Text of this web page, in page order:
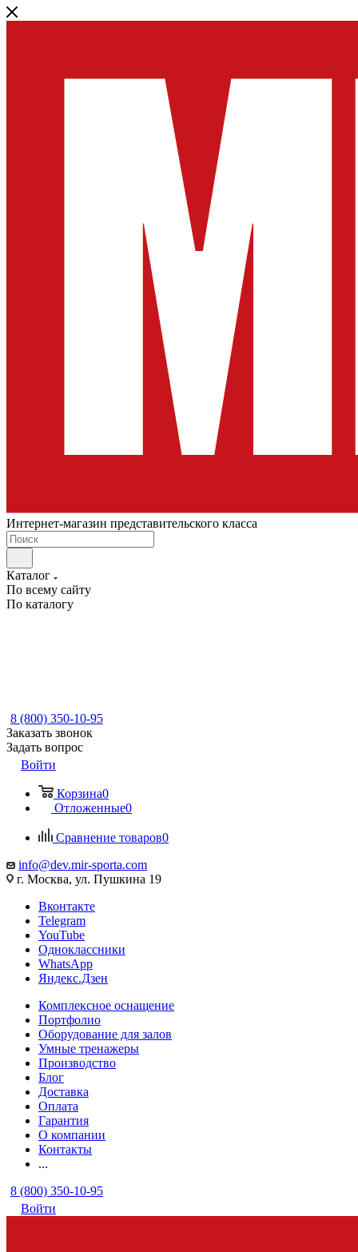
Интернет-магазин представительского класса
Каталог
По всему сайту
По каталогу
8 (800) 350-10-95
Заказать звонок
Задать вопрос
Войти
Корзина0
Отложенные0
Сравнение товаров0
info@dev.mir-sporta.com
г. Москва, ул. Пушкина 19
Вконтакте
Telegram
YouTube
Одноклассники
WhatsApp
Яндекс.Дзен
Комплексное оснащение
Портфолио
Оборудование для залов
Умные тренажеры
Производство
Блог
Доставка
Оплата
Гарантия
О компании
Контакты
...
8 (800) 350-10-95
Войти